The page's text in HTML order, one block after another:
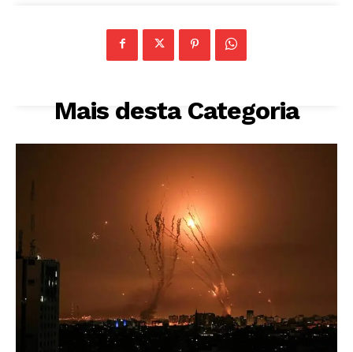
Mais desta Categoria